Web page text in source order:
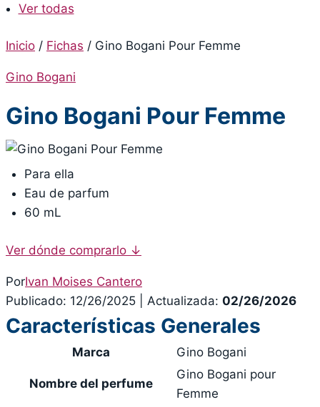
Ver todas
Inicio / Fichas / Gino Bogani Pour Femme
Gino Bogani
Gino Bogani Pour Femme
Para ella
Eau de parfum
60 mL
Ver dónde comprarlo ↓
PorIvan Moises Cantero
Publicado: 12/26/2025
Actualizada: 02/26/2026
Características Generales
Marca Gino Bogani
Nombre del perfume
Gino Bogani pour
Femme